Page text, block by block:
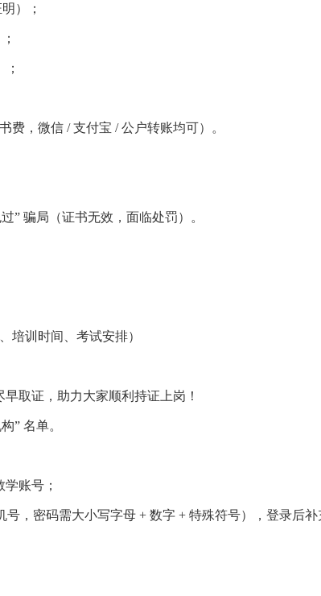
）；
费，微信 / 支付宝 / 公户转账均可）。
” 骗局（证书无效，面临处罚）。
培训时间、考试安排）
取证，助力大家顺利持证上岗！
” 名单。
账号；
，密码需大小写字母 + 数字 + 特殊符号），登录后